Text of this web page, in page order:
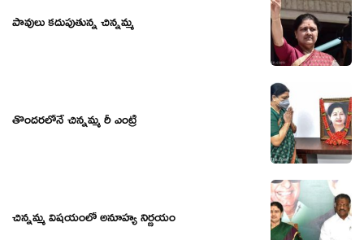
పావులు కదుపుతున్న చిన్నమ్మ
తొందరలోనే చిన్నమ్మ రీ ఎంట్రీ
చిన్నమ్మ విషయంలో అనూహ్య నిర్ణయం